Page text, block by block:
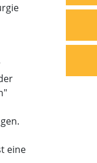
eine